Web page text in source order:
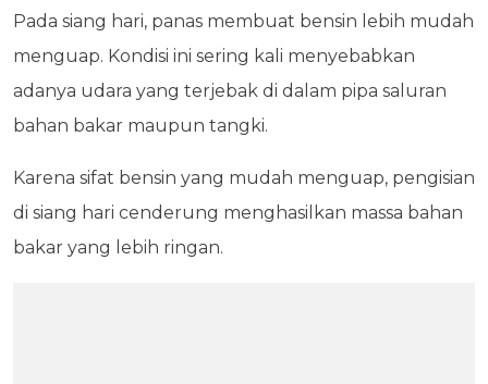
Pada siang hari, panas membuat bensin lebih mudah
menguap. Kondisi ini sering kali menyebabkan
adanya udara yang terjebak di dalam pipa saluran
bahan bakar maupun tangki.
Karena sifat bensin yang mudah menguap, pengisian
di siang hari cenderung menghasilkan massa bahan
bakar yang lebih ringan.